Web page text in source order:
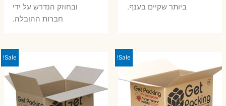
ביותר שקיים בענף.
ובחוזק הנדרש על ידי
חברות ההובלה.
Sale!
Sale!